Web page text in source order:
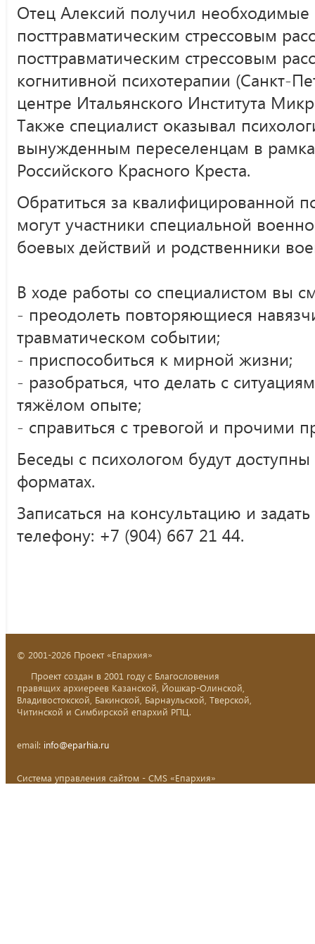
Отец Алексий получил
посттравматическим стрессовым
посттравматическим стрессовым
когнитивной психотерапии (Санкт-
центре Итальянского Института
Также специалист оказывал
вынужденным переселенцам в
Российского Красного Креста.
Обратиться за квалифицированной
могут участники специальной
боевых действий и родственники
В ходе работы со специалистом вы
- преодолеть повторяющиеся
травматическом событии;
- приспособиться к мирной жизни;
- разобраться, что делать с
тяжёлом опыте;
- справиться с тревогой и прочими
Беседы с психологом будут
форматах.
Записаться на консультацию и
телефону: +7 (904) 667 21 44.
© 2001-2026 Проект «Епархия»
Проект создан в 2001 году с Благословения
правящих архиереев Казанской, Йошкар-Олинской,
Владивостокской, Бакинской, Барнаульской, Тверской,
Читинской и Симбирской епархий РПЦ.
email: info@eparhia.ru
Система управления сайтом - CMS «Епархия»